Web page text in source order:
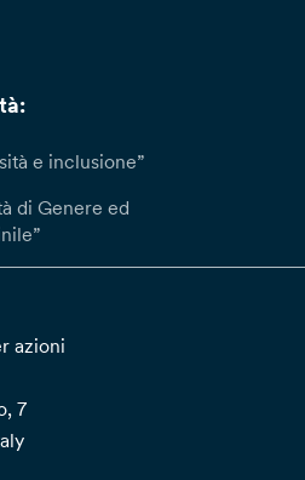
e inclusione”
di Genere ed
azioni
7